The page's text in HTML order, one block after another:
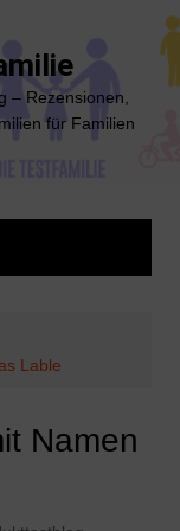
– Rezensionen,
für Familien
Lable
Namen